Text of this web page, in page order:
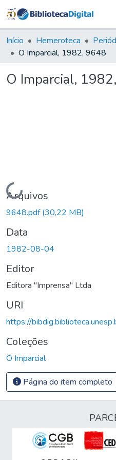
&
Início Hemeroteca
O Imparcial, 1982, 9648
O Imparcial,
Carregando...
Arquivos
9648.pdf(30,22 MB)
Data
1982-08-04
Editor
Editora "Imprensa" Ltda
URI
https://
Coleções
O Imparcial
Página do item completo